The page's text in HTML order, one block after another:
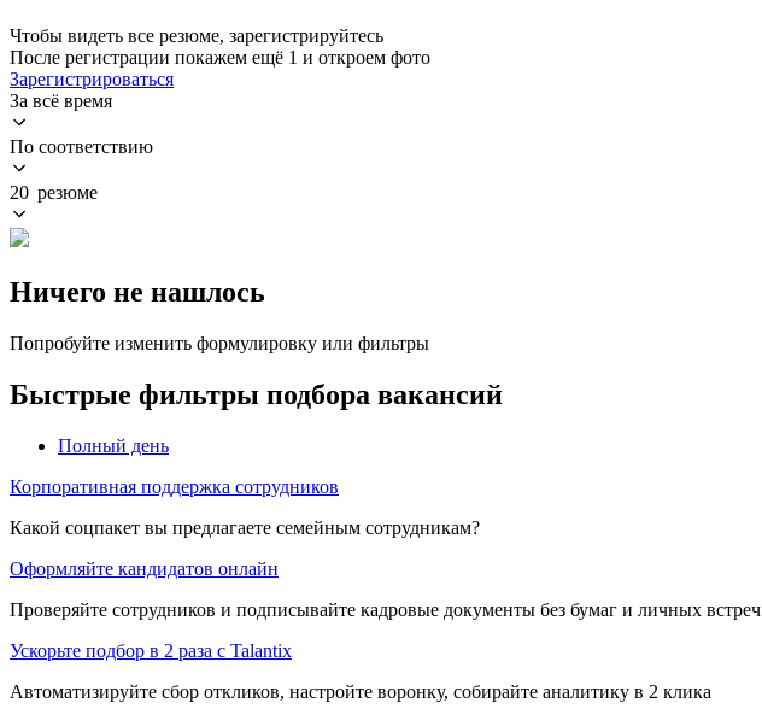
Чтобы видеть все резюме, зарегистрируйтесь
После регистрации покажем ещё 1 и откроем фото
Зарегистрироваться
За всё время
По соответствию
20 резюме
Ничего не нашлось
Попробуйте изменить формулировку или фильтры
Быстрые фильтры подбора вакансий
Полный день
Корпоративная поддержка сотрудников
Какой соцпакет вы предлагаете семейным сотрудникам?
Оформляйте кандидатов онлайн
Проверяйте сотрудников и подписывайте кадровые документы без бумаг и личных встреч
Ускорьте подбор в 2 раза с Talantix
Автоматизируйте сбор откликов, настройте воронку, собирайте аналитику в 2 клика